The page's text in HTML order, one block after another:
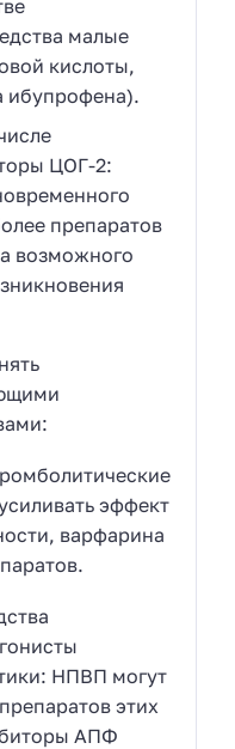
малые
кислоты,
ибупрофена).
ЦОГ-2:
препаратов
возможного
эффект
варфарина
НПВП могут
этих
АПФ